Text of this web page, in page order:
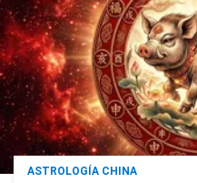
ASTROLOGÍA CHINA